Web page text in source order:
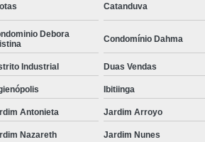
Catanduva
Debora
Condomínio Dahma
Industrial Duas Vendas
Ibitiinga
Antonieta Jardim Arroyo
Nazareth Jardim Nunes